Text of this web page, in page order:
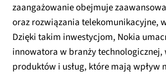
zaangażowanie obejmuje
oraz rozwiązania telekomunikacyjne,
Dzięki takim inwestycjom, Nokia
innowatora w branży
produktów i usług, które mają wpływ